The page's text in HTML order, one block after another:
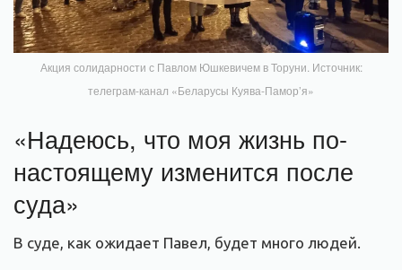
Акция солидарности с Павлом Юшкевичем в Торуни. Источник:
телеграм-канал «Беларусы Куява-Памор’я»
«Надеюсь, что моя жизнь по-
настоящему изменится после
суда»
В суде, как ожидает Павел, будет много людей.